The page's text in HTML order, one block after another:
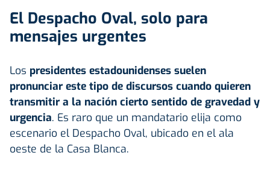
El Despacho Oval, solo para
mensajes urgentes
Los presidentes estadounidenses suelen
pronunciar este tipo de discursos cuando quieren
transmitir a la nación cierto sentido de gravedad y
urgencia. Es raro que un mandatario elija como
escenario el Despacho Oval, ubicado en el ala
oeste de la Casa Blanca.